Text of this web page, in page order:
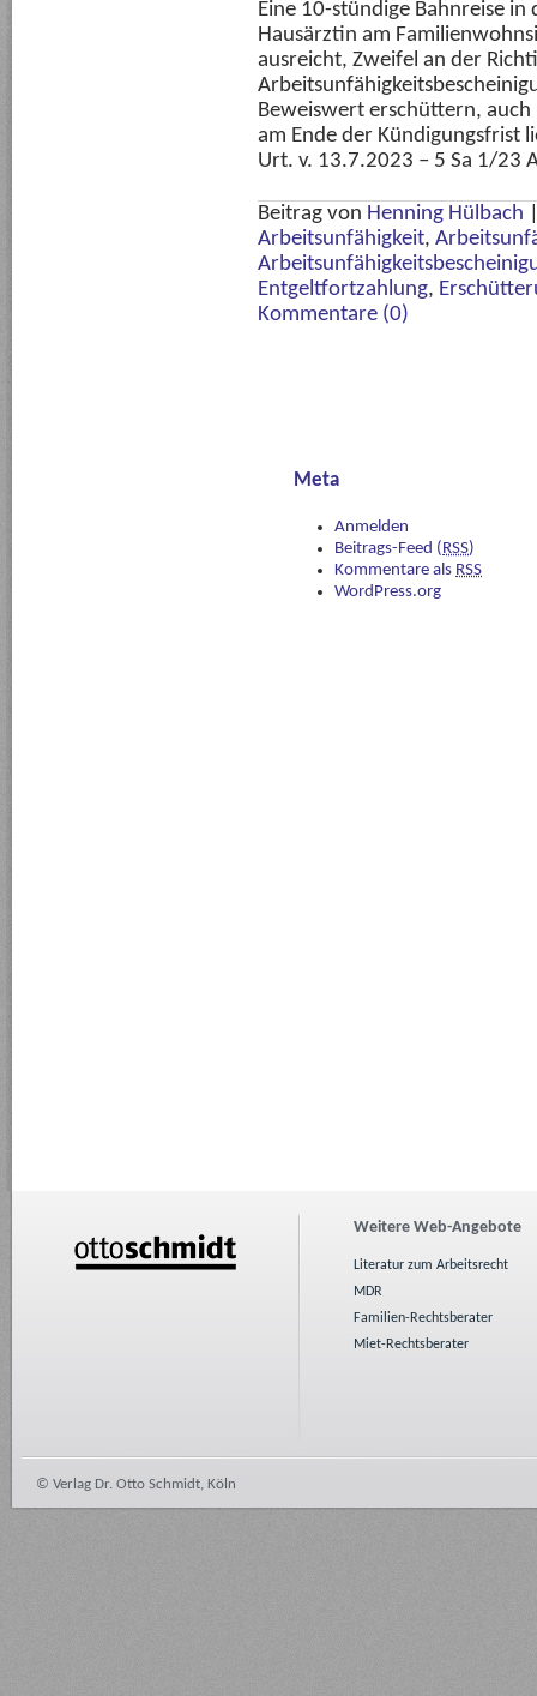
Eine 10-stündige Bahnreise in
Hausärztin am
ausreicht, Zweifel an der
Beweiswert erschüttern,
am Ende der Kündigungsfrist
Urt. v. 13.7.2023 – 5 Sa 1/23
Beitrag von Henning Hülbach
Arbeitsunfähigkeit,
Entgeltfortzahlung,
Kommentare (0)
Meta
Anmelden
Beitrags-Feed (RSS)
Kommentare als RSS
WordPress.org
Weitere Web-Angebote
Literatur zum Arbeitsrecht
MDR
Familien-Rechtsberater
Miet-Rechtsberater
© Verlag Dr. Otto Schmidt, Köln